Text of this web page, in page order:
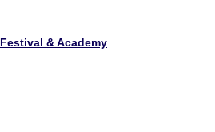
& Academy